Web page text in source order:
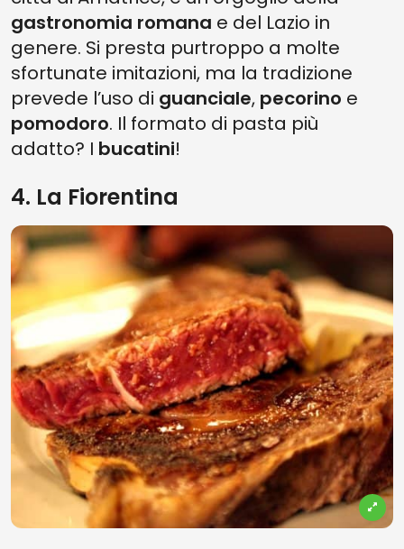
gastronomia romana e del Lazio in
genere. Si presta purtroppo a molte
sfortunate imitazioni, ma la tradizione
prevede l’uso di guanciale, pecorino e
pomodoro. Il formato di pasta più
adatto? I bucatini!
4. La Fiorentina